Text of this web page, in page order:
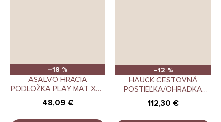
–18 %
ASALVO HRACIA
PODLOŽKA PLAY MAT XXL
200*180CM ANIMALS-CITY
48,09 €
–12 %
HAUCK CESTOVNÁ
POSTIEĽKA/OHRADKA
SLEEP N PLAY SQ SET
DARK GREEN
112,30 €